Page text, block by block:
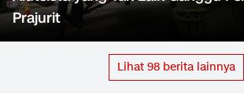
Prajurit
Lihat 98 berita lainnya